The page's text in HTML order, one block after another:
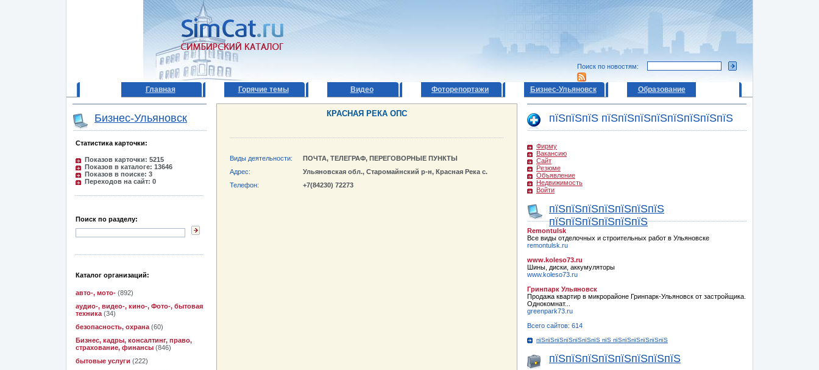
Поиск по новостям:
Главная Горячие темы Видео Фоторепортажи Бизнес-Ульяновск Образование
Бизнес-Ульяновск
Статистика карточки:
Показов карточки: 5215
Показов в каталоге: 13646
Показов в поиске: 3
Переходов на сайт: 0
Поиск по разделу:
Каталог организаций:
авто-, мото- (892)
аудио-, видео-, кино-, Фото-, бытовая
техника (34)
безопасность, охрана (60)
Бизнес, кадры, консалтинг, право,
страхование, финансы (846)
бытовые услуги (222)
КРАСНАЯ РЕКА ОПС
Виды деятельности:
ПОЧТА, ТЕЛЕГРАФ, ПЕРЕГОВОРНЫЕ ПУНКТЫ
Адрес:
Ульяновская обл., Старомайнский р-н, Красная Река с.
Телефон:
+7(84230) 72273
пїЅпїЅпїЅ пїЅпїЅпїЅпїЅпїЅпїЅпїЅпїЅ
Фирму
Вакансию
Сайт
Резюме
Объявление
Недвижимость
Войти
пїЅпїЅпїЅпїЅпїЅпїЅпїЅ
пїЅпїЅпїЅпїЅпїЅпїЅ
Remontulsk
Все виды отделочных и строительных работ в Ульяновске
remontulsk.ru
www.koleso73.ru
Шины, диски, аккумуляторы
www.koleso73.ru
Гринпарк Ульяновск
Продажа квартир в микрорайоне Гринпарк-Ульяновск от застройщика.
Однокомнат...
greenpark73.ru
Всего сайтов: 614
пїЅпїЅпїЅпїЅпїЅпїЅпїЅ пїЅ пїЅпїЅпїЅпїЅпїЅпїЅ
пїЅпїЅпїЅпїЅпїЅпїЅпїЅпїЅ